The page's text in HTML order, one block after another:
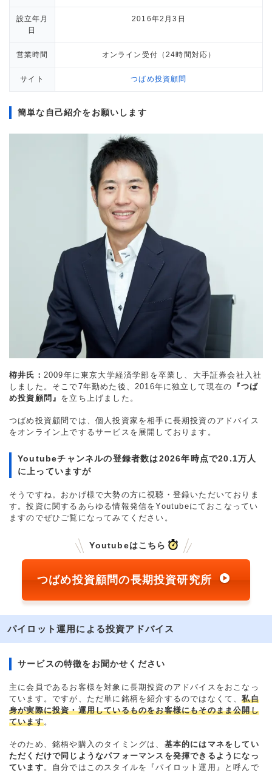
設立年月
日
2016年2月3日
営業時間 オンライン受付（24時間対応）
サイト つばめ投資顧問
簡単な自己紹介をお願いします
栫井氏： 2009年に東京大学経済学部を卒業し、大手証券会社入社
しました。そこで7年勤めた後、2016年に独立して現在の
『つば
め投資顧問』 を立ち上げました。
つばめ投資顧問では、個人投資家を相手に長期投資のアドバイス
をオンライン上でするサービスを展開しております。
Youtubeチャンネルの登録者数は2026年時点で20.1万人
に上っていますが
そうですね。おかげ様で大勢の方に視聴・登録いただいておりま
す。投資に関するあらゆる情報発信をYoutubeにておこなってい
ますのでぜひご覧になってみてください。
Youtubeはこちら
つばめ投資顧問の長期投資研究所
パイロット運用による投資アドバイス
サービスの特徴をお聞かせください
主に会員であるお客様を対象に長期投資のアドバイスをおこなっ
ています。ですが、ただ単に銘柄を紹介するのではなくて、私自
身が実際に投資・運用しているものをお客様にもそのまま公開し
ています。
そのため、銘柄や購入のタイミングは、 基本的にはマネをしてい
ただくだけで同じようなパフォーマンスを発揮できるようになっ
ています。自分ではこのスタイルを『パイロット運用』と呼んで